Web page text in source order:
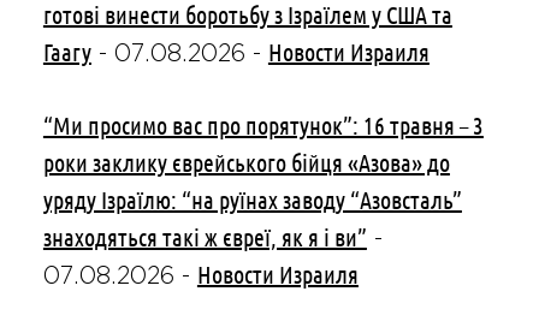
готові винести боротьбу з Ізраїлем у США та
Гаагу- 07.08.2026 - Новости Израиля
“Ми просимо вас про порятунок”: 16 травня – 3
роки заклику єврейського бійця «Азова» до
уряду Ізраїлю: “на руїнах заводу “Азовсталь”
знаходяться такі ж євреї, як я і ви” -
07.08.2026 - Новости Израиля